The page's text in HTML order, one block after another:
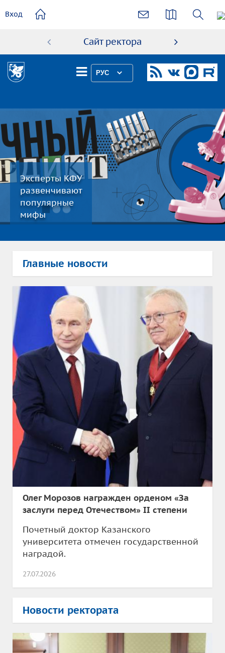
содержанию
Вход
Сайт ректора
РУС
Эксперты КФУ
развенчивают
популярные
мифы
Главные новости
Олег Морозов награжден орденом «За
заслуги перед Отечеством» II степени
Почетный доктор Казанского
университета отмечен государственной
наградой.
27.07.2026
Новости ректората